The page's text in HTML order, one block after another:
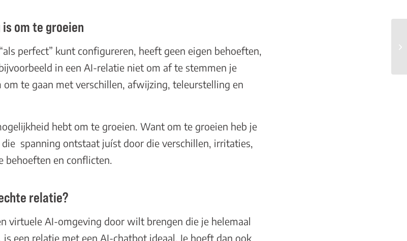
om te groeien
perfect” kunt configureren, heeft geen eigen behoeften,
in een AI-relatie niet om af te stemmen je
te gaan met verschillen, afwijzing, teleurstelling en
hebt om te groeien. Want om te groeien heb je
spanning ontstaat juíst door die verschillen, irritaties,
en conflicten.
relatie?
virtuele AI-omgeving door wilt brengen die je helemaal
een relatie met een AI-chatbot ideaal. Je hoeft dan ook